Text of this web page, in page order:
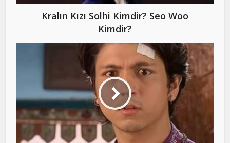
Kralın Kızı Solhi Kimdir? Seo Woo
Kimdir?